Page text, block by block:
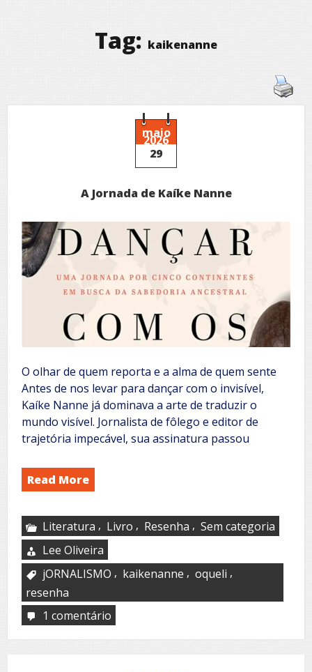
Tag: kaikenanne
maio
2026
29
A Jornada de Kaíke Nanne
O olhar de quem reporta e a alma de quem sente
Antes de nos levar para dançar com o invisível,
Kaíke Nanne já dominava a arte de traduzir o
mundo visível. Jornalista de fôlego e editor de
trajetória impecável, sua assinatura passou
Read More
Literatura , Livro , Resenha , Sem categoria
Lee Oliveira
jORNALISMO , kaikenanne , oqueli ,
resenha
1 comentário
Jornada